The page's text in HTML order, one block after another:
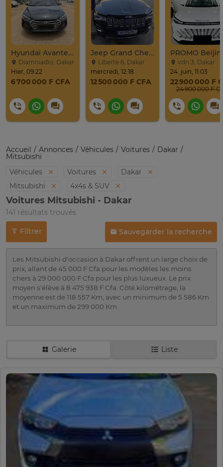
Hyundai Avante 2017
Diamniadio, Dakar
Hier, 09:22
6 700 000 F CFA
Jeep Grand Cherokee Overland 2019 À Vendre
Liberte 6, Dakar
mercredi, 12:18
12 500 000 F CFA
vdn 3, Dakar
24. juin, 11:03
22 900 000 F
Accueil Annonces Véhicules Voitures Dakar
Mitsubishi
Véhicules
Voitures
Dakar
Mitsubishi
4x4s & SUV
Voitures Mitsubishi - Dakar
141 résultats trouvés
Filtrer Sauvegarder la recherche
Les Mitsubishi d'occasion à Dakar offrent un large choix de
prix, allant de 45 000 F Cfa pour les modèles les moins
chers à 29 000 000 F Cfa pour les plus luxueux. Le prix
moyen s'élève à 8 475 938 F Cfa. Côté kilométrage, la
moyenne est de 118 557 Km, avec un minimum de 5 586 Km
et un maximum de 299 000 Km.
Galerie Liste